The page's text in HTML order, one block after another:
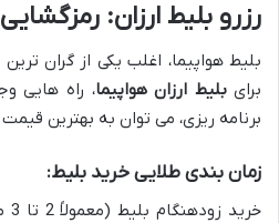
رزرو بلیط ارزان:
بلیط هواپیما، اغلب یکی از گران
برایبلیط ارزان هواپیما، راه هایی
برنامه ریزی، می توان به بهترین
زمان بندی طلایی خرید بلیط: